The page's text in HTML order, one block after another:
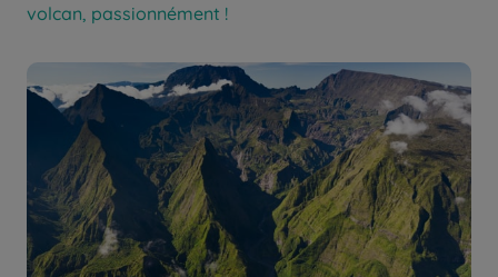
volcan, passionnément !